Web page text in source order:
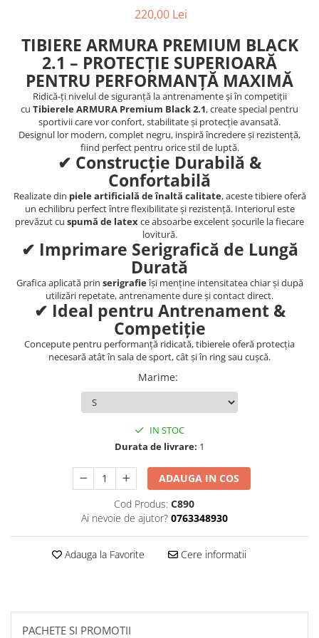
Palmare/Palete Box/Arte Martiale
Perne Antrenament Arte Martiale
Perne Antebrat/Pao
Manechini Arte Martiale
Echipament Antrenori
Imbracaminte sport
Sorturi Kickboxing / MMA
Tricouri / Maiouri
Bluze / Hanorace/Geci
Sepci / Caciuli
Genti Echipament
Proteze/Protectii dentare
Lupte/Wrestling
Incaltaminte
Accesorii Lupte/Wrestling
Suprafete de Lupta/Antrenament
Dotari Sala/Dojo
Proteine & Aminoacizi
Suplimente pt Masa Musculara
Vitamine/Minerale
220,00 Lei
TIBIERE ARMURA PREMIUM BLACK
2.1 – PROTECȚIE SUPERIOARĂ
PENTRU PERFORMANȚĂ MAXIMĂ
Ridică-ți nivelul de siguranță la antrenamente și în competiții
cu Tibierele ARMURA Premium Black 2.1, create special pentru
sportivii care vor confort, stabilitate și protecție avansată.
Designul lor modern, complet negru, inspiră încredere și rezistență,
fiind perfect pentru orice stil de luptă.
✔ Construcție Durabilă &
Confortabilă
Realizate din piele artificială de înaltă calitate, aceste tibiere oferă
un echilibru perfect între flexibilitate și rezistență. Interiorul este
prevăzut cu spumă de latex ce absoarbe excelent șocurile la fiecare
lovitură.
✔ Imprimare Serigrafică de Lungă
Durată
Grafica aplicată prin serigrafieîși menține intensitatea chiar și după
utilizări repetate, antrenamente dure și contact direct.
✔ Ideal pentru Antrenament &
Competiție
Concepute pentru performanță ridicată, tibierele oferă protecția
necesară atât în sala de sport, cât și în ring sau cușcă.
Marime:
IN STOC
Durata de livrare: 1
ADAUGA IN COS
Cod Produs: C890
Ai nevoie de ajutor? 0763348930
Adauga la Favorite Cere informatii
PACHETE SI PROMOTII